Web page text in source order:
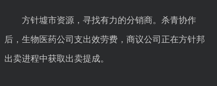
方针墟市资源，寻找有力的分销商。杀青协作
后，生物医药公司支出效劳费，商议公司正在方针邦
出卖进程中获取出卖提成。